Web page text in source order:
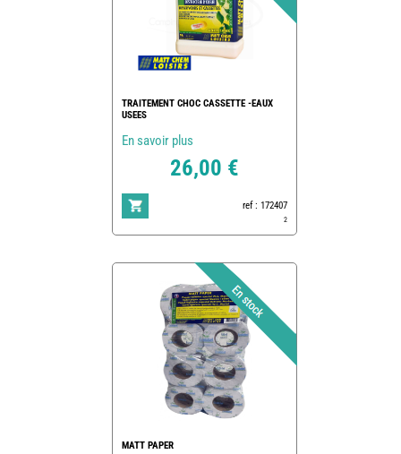
TRAITEMENT CHOC CASSETTE -EAUX
USEES
En savoir plus
26,00 €
ref : 172407
2
MATT PAPER